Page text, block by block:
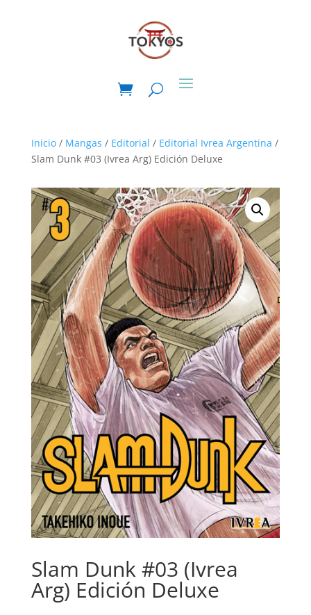
Inicio/ Mangas / Editorial / Editorial Ivrea Argentina /
Slam Dunk #03 (Ivrea Arg) Edición Deluxe
Slam Dunk #03 (Ivrea
Arg) Edición Deluxe